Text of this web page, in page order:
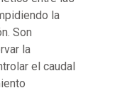
la
Son
la
el caudal